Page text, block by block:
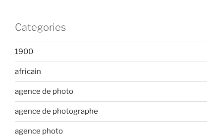
Categories
1900
africain
agence de photo
agence de photographe
agence photo